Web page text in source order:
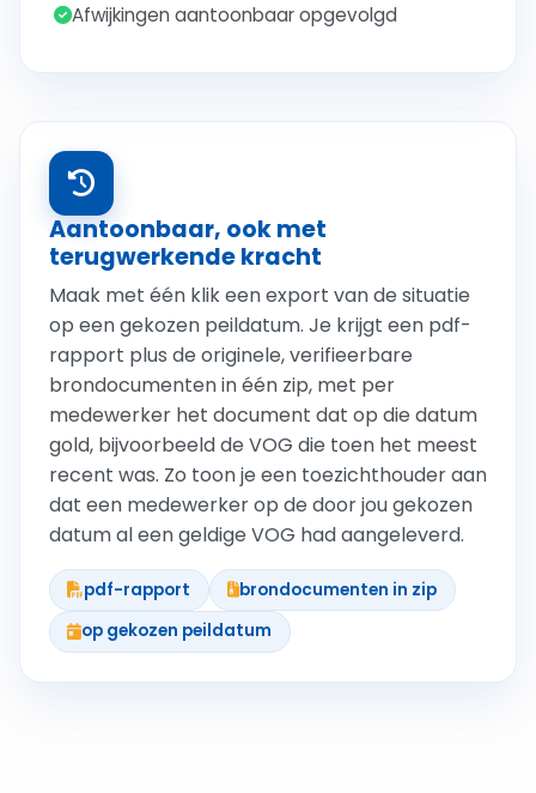
Afwijkingen aantoonbaar opgevolgd
Aantoonbaar, ook met
terugwerkende kracht
Maak met één klik een export van de situatie
op een gekozen peildatum. Je krijgt een pdf-
rapport plus de originele, verifieerbare
brondocumenten in één zip, met per
medewerker het document dat op die datum
gold, bijvoorbeeld de VOG die toen het meest
recent was. Zo toon je een toezichthouder aan
dat een medewerker op de door jou gekozen
datum al een geldige VOG had aangeleverd.
pdf-rapport
brondocumenten in zip
op gekozen peildatum